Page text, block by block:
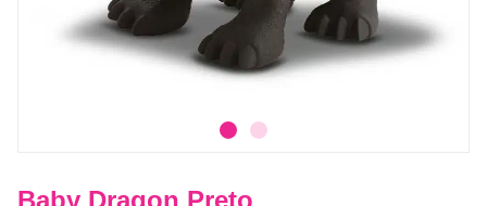
Baby Dragon Preto